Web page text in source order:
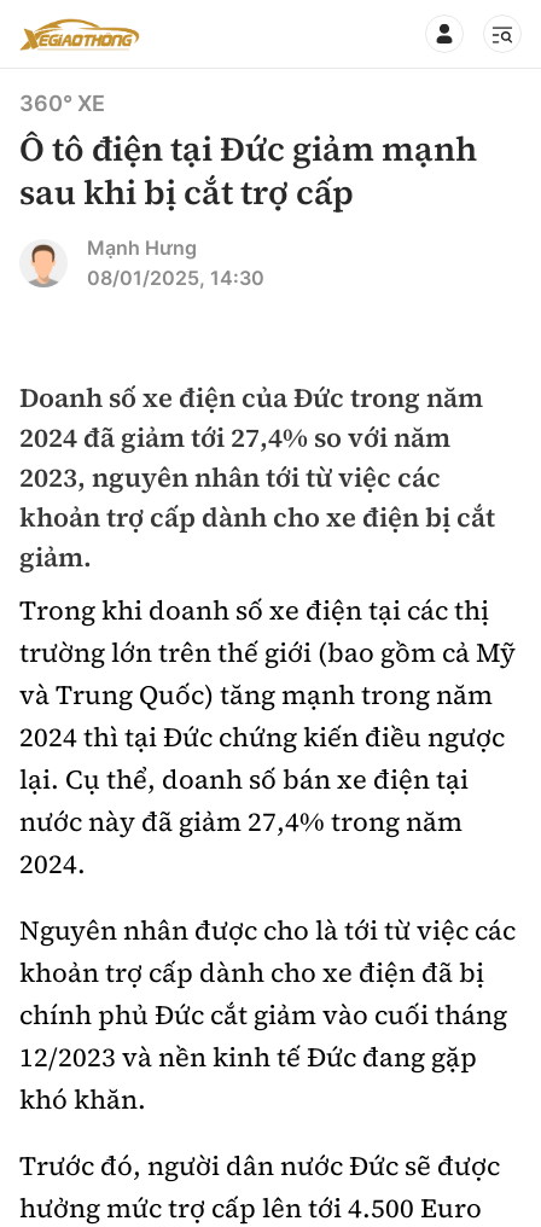
360° xe
Hạ tầng phương tiện
Góc nhìn
Tâm điểm
Xe du lịch
Xe chuyên dụng
Xe máy
Đánh giá xe
Đánh giá xe mới
So sánh
Lái mới
Tư vấn sử dụng
Chọn xe
Lái xe an toàn
Bảo hiểm xe
Sản phẩm bảo hiểm
Bồi thường bảo hiểm
Xe xanh
Review xe
Giới thiệu xe
Tư vấn
Ảnh
Ô tô
Cơ quan chủ quản: Bộ Xây dựng
Trưởng ban Ô tô - Xe máy:
Chuyên trang của Báo Xây dựng
360° XE
Ô tô điện tại Đức giảm mạnh
sau khi bị cắt trợ cấp
Mạnh Hưng
08/01/2025, 14:30
Doanh số xe điện của Đức trong năm
2024 đã giảm tới 27,4% so với năm
2023, nguyên nhân tới từ việc các
khoản trợ cấp dành cho xe điện bị cắt
giảm.
Trong khi doanh số xe điện tại các thị
trường lớn trên thế giới (bao gồm cả Mỹ
và Trung Quốc) tăng mạnh trong năm
2024 thì tại Đức chứng kiến điều ngược
lại. Cụ thể, doanh số bán xe điện tại
nước này đã giảm 27,4% trong năm
2024.
Nguyên nhân được cho là tới từ việc các
khoản trợ cấp dành cho xe điện đã bị
chính phủ Đức cắt giảm vào cuối tháng
12/2023 và nền kinh tế Đức đang gặp
khó khăn.
Trước đó, người dân nước Đức sẽ được
hưởng mức trợ cấp lên tới 4.500 Euro